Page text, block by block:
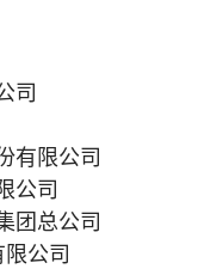
司
有限公司
公司
团总公司
公司